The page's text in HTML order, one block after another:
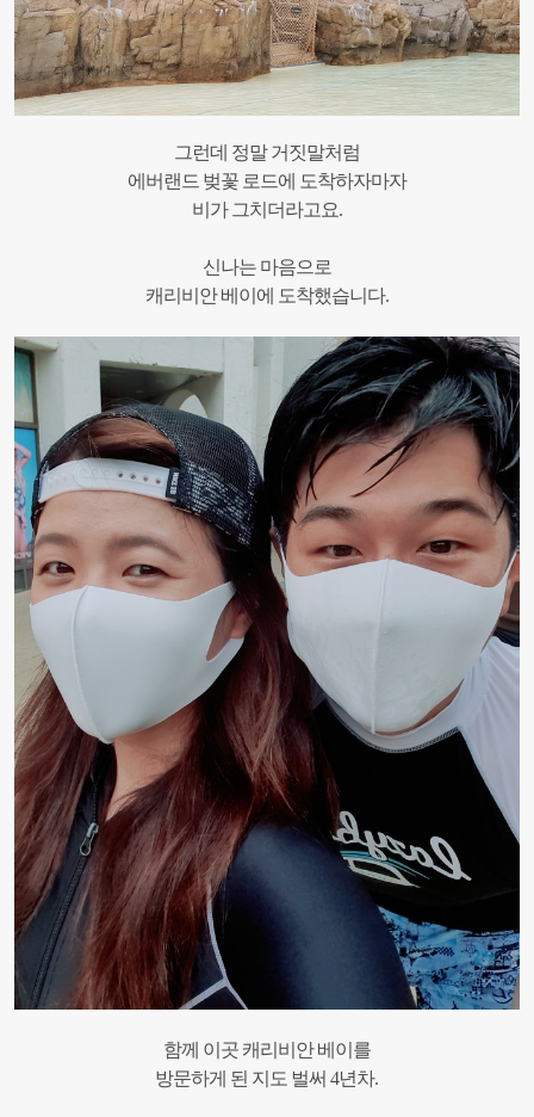
그런데 정말 거짓말처럼
에버랜드 벚꽃 로드에 도착하자마자
비가 그치더라고요.
신나는 마음으로
캐리비안 베이에 도착했습니다.
함께 이곳 캐리비안 베이를
방문하게 된 지도 벌써 4년차.